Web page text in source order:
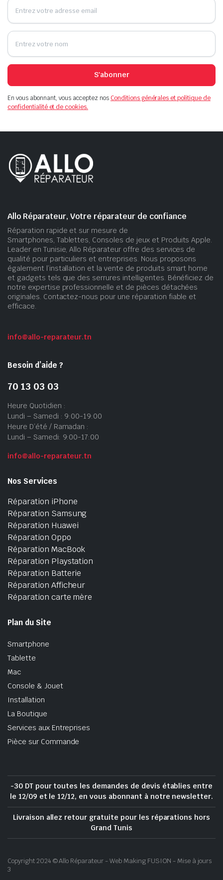
S'abonner
En vous abonnant, vous acceptez nosConditions générales et politique de
confidentialité et de cookies.
Allo Réparateur, Votre réparateur de confiance
Réparation rapide et sur mesure de
Smartphones, Tablettes, Consoles de jeux et Produits Apple.
Leader en Tunisie, Allo Réparateur offre des services de
qualité pour particuliers et entreprises. Nous proposons
également l’installation et la vente de produits smart home
et gadgets tels que des serrures intelligentes. Bénéficiez de
notre expertise professionnelle et de pièces détachées
originales. Contactez-nous pour une réparation fiable et
efficace.
info@allo-reparateur.tn
Besoin d’aide ?
70 13 03 03
Heure Quotidien :
Lundi – Samedi : 9:00-19:00
Heure D’été / Ramadan :
Lundi – Samedi: 9:00-17:00
info@allo-reparateur.tn
Nos Services
Réparation iPhone
Réparation Samsung
Réparation Huawei
Réparation Oppo
Réparation MacBook
Réparation Playstation
Réparation Batterie
Réparation Afficheur
Réparation carte mère
Plan du Site
Smartphone
Tablette
Mac
Console & Jouet
Installation
La Boutique
Services aux Entreprises
Pièce sur Commande
-30 DT pour toutes les demandes de devis établies entre
le 12/09 et le 12/12, en vous abonnant à notre newsletter.
Livraison allez retour gratuite pour les réparations hors
Grand Tunis
Copyright 2024 © Allo Réparateur - Web Making FUSION - Mise à jours
3